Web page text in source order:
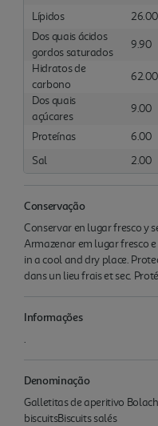
Lípidos
26.00
Dos quais ácidos
gordos saturados
9.90
Hidratos de
carbono
62.00
Dos quais
açúcares
9.00
Proteínas 6.00
Sal
2.00
Conservação
Conservar en lugar fresco y
Armazenar em lugar fresco
in a cool and dry place.
dans un lieu frais et sec.
Informações
.
Denominação
Galletitas de aperitivo
biscuitsBiscuits salés